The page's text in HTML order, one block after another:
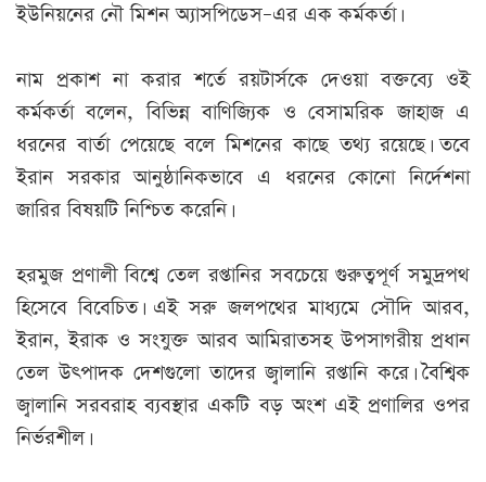
ইউনিয়নের নৌ মিশন অ্যাসপিডেস–এর এক কর্মকর্তা।
নাম প্রকাশ না করার শর্তে রয়টার্সকে দেওয়া বক্তব্যে ওই
কর্মকর্তা বলেন, বিভিন্ন বাণিজ্যিক ও বেসামরিক জাহাজ এ
ধরনের বার্তা পেয়েছে বলে মিশনের কাছে তথ্য রয়েছে। তবে
ইরান সরকার আনুষ্ঠানিকভাবে এ ধরনের কোনো নির্দেশনা
জারির বিষয়টি নিশ্চিত করেনি।
হরমুজ প্রণালী বিশ্বে তেল রপ্তানির সবচেয়ে গুরুত্বপূর্ণ সমুদ্রপথ
হিসেবে বিবেচিত। এই সরু জলপথের মাধ্যমে সৌদি আরব,
ইরান, ইরাক ও সংযুক্ত আরব আমিরাতসহ উপসাগরীয় প্রধান
তেল উৎপাদক দেশগুলো তাদের জ্বালানি রপ্তানি করে। বৈশ্বিক
জ্বালানি সরবরাহ ব্যবস্থার একটি বড় অংশ এই প্রণালির ওপর
নির্ভরশীল।